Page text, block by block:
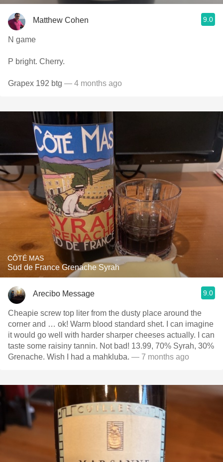
Matthew Cohen 9.0
N game
P bright. Cherry.
Grapex 192 btg — 4 months ago
CÔTÉ MAS
Sud de France Grenache Syrah
Arecibo Message 9.0
Cheapie screw top liter from the dusty place around the
corner and … ok! Warm blood standard shet. I can imagine
it would go well with harder sharper cheeses actually. I can
taste some raisiny tannin. Not bad! 13.99, 70% Syrah, 30%
Grenache. Wish I had a mahkluba. — 7 months ago